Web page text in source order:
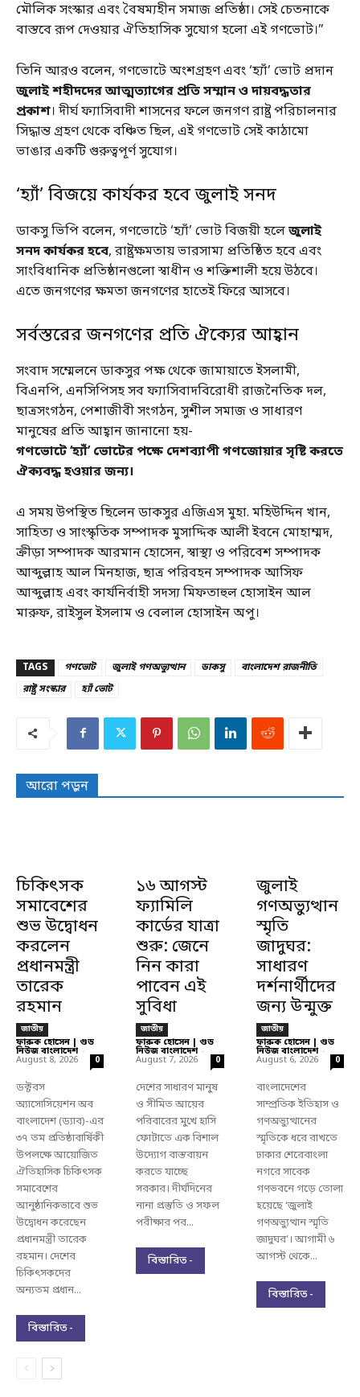
মৌলিক সংস্কার এবং বৈষম্যহীন সমাজ প্রতিষ্ঠা। সেই চেতনাকে
বাস্তবে রূপ দেওয়ার ঐতিহাসিক সুযোগ হলো এই গণভোট।”
তিনি আরও বলেন, গণভোটে অংশগ্রহণ এবং ‘হ্যাঁ’ ভোট প্রদান
জুলাই শহীদদের আত্মত্যাগের প্রতি সম্মান ও দায়বদ্ধতার
প্রকাশ। দীর্ঘ ফ্যাসিবাদী শাসনের ফলে জনগণ রাষ্ট্র পরিচালনার
সিদ্ধান্ত গ্রহণ থেকে বঞ্চিত ছিল, এই গণভোট সেই কাঠামো
ভাঙার একটি গুরুত্বপূর্ণ সুযোগ।
‘হ্যাঁ’ বিজয়ে কার্যকর হবে জুলাই সনদ
ডাকসু ভিপি বলেন, গণভোটে ‘হ্যাঁ’ ভোট বিজয়ী হলেজুলাই
সনদ কার্যকর হবে, রাষ্ট্রক্ষমতায় ভারসাম্য প্রতিষ্ঠিত হবে এবং
সাংবিধানিক প্রতিষ্ঠানগুলো স্বাধীন ও শক্তিশালী হয়ে উঠবে।
এতে জনগণের ক্ষমতা জনগণের হাতেই ফিরে আসবে।
সর্বস্তরের জনগণের প্রতি ঐক্যের আহ্বান
সংবাদ সম্মেলনে ডাকসুর পক্ষ থেকে জামায়াতে ইসলামী,
বিএনপি, এনসিপিসহ সব ফ্যাসিবাদবিরোধী রাজনৈতিক দল,
ছাত্রসংগঠন, পেশাজীবী সংগঠন, সুশীল সমাজ ও সাধারণ
মানুষের প্রতি আহ্বান জানানো হয়-
গণভোটে ‘হ্যাঁ’ ভোটের পক্ষে দেশব্যাপী গণজোয়ার সৃষ্টি করতে
ঐক্যবদ্ধ হওয়ার জন্য।
এ সময় উপস্থিত ছিলেন ডাকসুর এজিএস মুহা. মহিউদ্দিন খান,
সাহিত্য ও সাংস্কৃতিক সম্পাদক মুসাদ্দিক আলী ইবনে মোহাম্মদ,
ক্রীড়া সম্পাদক আরমান হোসেন, স্বাস্থ্য ও পরিবেশ সম্পাদক
আব্দুল্লাহ আল মিনহাজ, ছাত্র পরিবহন সম্পাদক আসিফ
আব্দুল্লাহ এবং কার্যনির্বাহী সদস্য মিফতাহুল হোসাইন আল
মারুফ, রাইসুল ইসলাম ও বেলাল হোসাইন অপু।
TAGS গণভোট জুলাই গণঅভ্যুত্থান ডাকসু
বাংলাদেশ রাজনীতি
রাষ্ট্র সংস্কার
হ্যাঁ ভোট
আরো পড়ুন
চিকিৎসক
সমাবেশের
শুভ উদ্বোধন
করলেন
প্রধানমন্ত্রী
তারেক
রহমান
জাতীয়
ফারুক হোসেন | গুড
নিউজ বাংলাদেশ -
August 8, 2026 0
ডক্টরস
অ্যাসোসিয়েশন অব
বাংলাদেশ (ড্যাব)-এর
৩৭ তম প্রতিষ্ঠাবার্ষিকী
উপলক্ষে আয়োজিত
ঐতিহাসিক চিকিৎসক
সমাবেশের
আনুষ্ঠানিকভাবে শুভ
উদ্বোধন করেছেন
প্রধানমন্ত্রী তারেক
রহমান। দেশের
চিকিৎসকদের
অন্যতম প্রধান...
বিস্তারিত -
১৬ আগস্ট
ফ্যামিলি
কার্ডের যাত্রা
শুরু: জেনে
নিন কারা
পাবেন এই
সুবিধা
জাতীয়
ফারুক হোসেন | গুড
নিউজ বাংলাদেশ -
August 7, 2026 0
দেশের সাধারণ মানুষ
ও সীমিত আয়ের
পরিবারের মুখে হাসি
ফোটাতে এক বিশাল
উদ্যোগ বাস্তবায়ন
করতে যাচ্ছে
সরকার। দীর্ঘদিনের
নানা প্রস্তুতি ও সফল
পরীক্ষার পর...
বিস্তারিত -
জুলাই
গণঅভ্যুত্থান
স্মৃতি
জাদুঘর:
সাধারণ
দর্শনার্থীদের
জন্য উন্মুক্ত
জাতীয়
ফারুক হোসেন | গুড
নিউজ বাংলাদেশ -
August 6, 2026 0
বাংলাদেশের
সাম্প্রতিক ইতিহাস ও
গণঅভ্যুত্থানের
স্মৃতিকে ধরে রাখতে
ঢাকার শেরেবাংলা
নগরে সাবেক
গণভবনে গড়ে তোলা
হয়েছে ‘জুলাই
গণঅভ্যুত্থান স্মৃতি
জাদুঘর’। আগামী ৬
আগস্ট থেকে...
বিস্তারিত -